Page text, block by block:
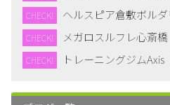
CHECK! ヘルスピア倉敷ボル
CHECK! メガロスルフレ心斎橋
CHECK! トレーニングジム